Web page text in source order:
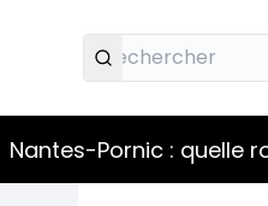
Nantes-Pornic : quelle